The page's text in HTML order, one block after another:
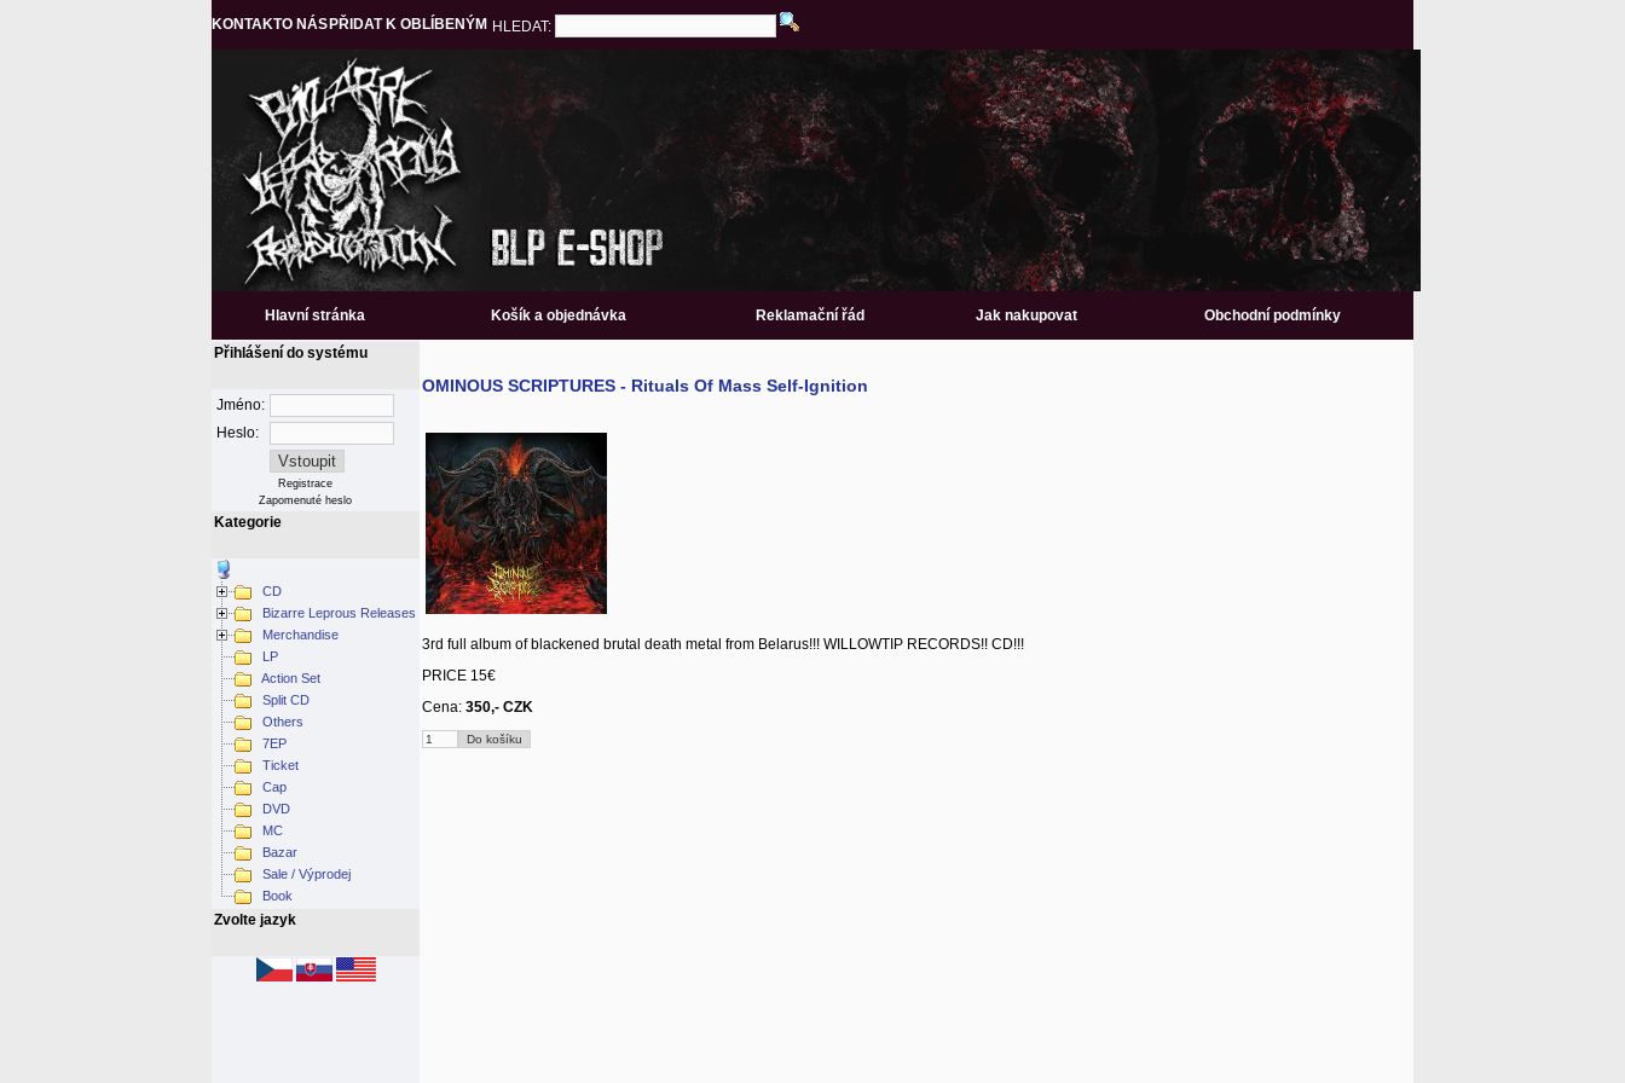
KONTAKTO NÁS PŘIDAT K OBLÍBENÝM HLEDAT:
Hlavní stránka Košík a objednávka Reklamační řád Jak nakupovat Obchodní podmínky
Přihlášení do systému
Jméno:
Heslo:
Registrace
Zapomenuté heslo
Kategorie
CD
Bizarre Leprous Releases
Merchandise
LP
Action Set
Split CD
Others
7EP
Ticket
Cap
DVD
MC
Bazar
Sale / Výprodej
Book
Zvolte jazyk
OMINOUS SCRIPTURES - Rituals Of Mass Self-Ignition
3rd full album of blackened brutal death metal from Belarus!!! WILLOWTIP RECORDS!! CD!!!
PRICE 15€
Cena: 350,- CZK